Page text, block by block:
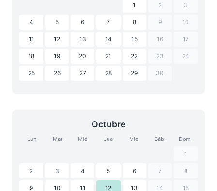
1 2 3
4 5 6 7 8 9 10
11 12 13 14 15 16 17
18 19 20 21 22 23 24
25 26 27 28 29 30
Octubre
Lun Mar Mié Jue Vie Sáb Dom
1
2 3 4 5 6 7 8
9 10 11 12 13 14 15